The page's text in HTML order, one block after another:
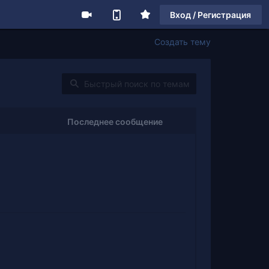
Вход / Регистрация
Создать тему
Последнее сообщение